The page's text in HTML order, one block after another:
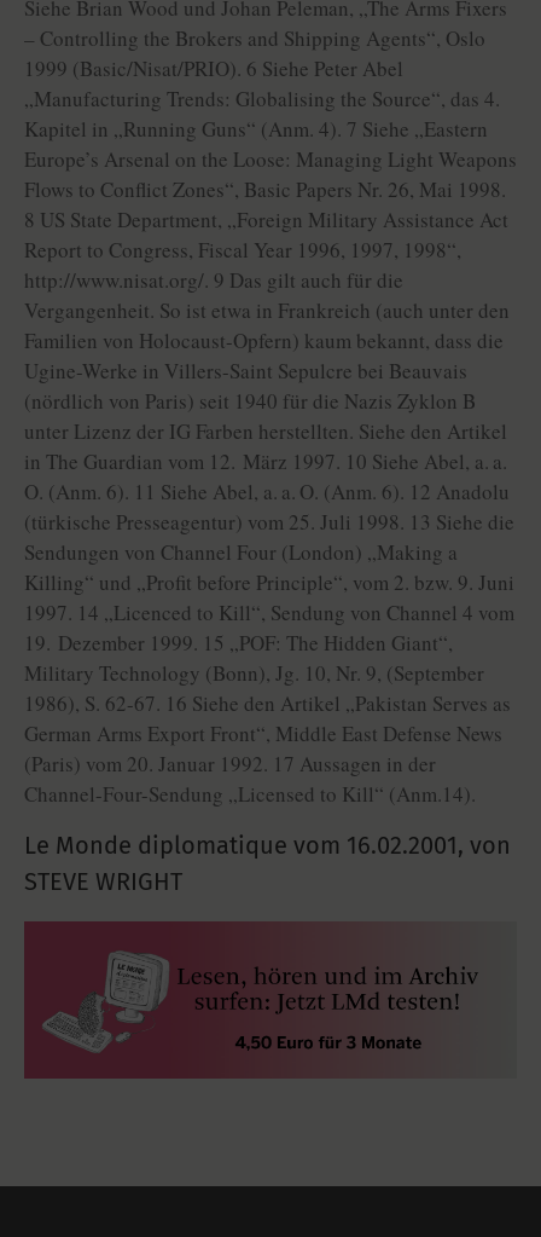
Siehe Brian Wood und Johan Peleman, „The Arms Fixers
– Controlling the Brokers and Shipping Agents“, Oslo
1999 (Basic/Nisat/PRIO). 6 Siehe Peter Abel
„Manufacturing Trends: Globalising the Source“, das 4.
Kapitel in „Running Guns“ (Anm. 4). 7 Siehe „Eastern
Europe’s Arsenal on the Loose: Managing Light Weapons
Flows to Conflict Zones“, Basic Papers Nr. 26, Mai 1998.
8 US State Department, „Foreign Military Assistance Act
Report to Congress, Fiscal Year 1996, 1997, 1998“,
http://www.nisat.org/. 9 Das gilt auch für die
Vergangenheit. So ist etwa in Frankreich (auch unter den
Familien von Holocaust-Opfern) kaum bekannt, dass die
Ugine-Werke in Villers-Saint Sepulcre bei Beauvais
(nördlich von Paris) seit 1940 für die Nazis Zyklon B
unter Lizenz der IG Farben herstellten. Siehe den Artikel
in The Guardian vom 12. März 1997. 10 Siehe Abel, a. a.
O. (Anm. 6). 11 Siehe Abel, a. a. O. (Anm. 6). 12 Anadolu
(türkische Presseagentur) vom 25. Juli 1998. 13 Siehe die
Sendungen von Channel Four (London) „Making a
Killing“ und „Profit before Principle“, vom 2. bzw. 9. Juni
1997. 14 „Licenced to Kill“, Sendung von Channel 4 vom
19. Dezember 1999. 15 „POF: The Hidden Giant“,
Military Technology (Bonn), Jg. 10, Nr. 9, (September
1986), S. 62-67. 16 Siehe den Artikel „Pakistan Serves as
German Arms Export Front“, Middle East Defense News
(Paris) vom 20. Januar 1992. 17 Aussagen in der
Channel-Four-Sendung „Licensed to Kill“ (Anm.14).
Le Monde diplomatique vom 16.02.2001, von
STEVE WRIGHT